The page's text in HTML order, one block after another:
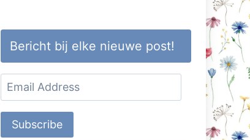
Bericht bij elke nieuwe post!
Email
Address
Subscribe